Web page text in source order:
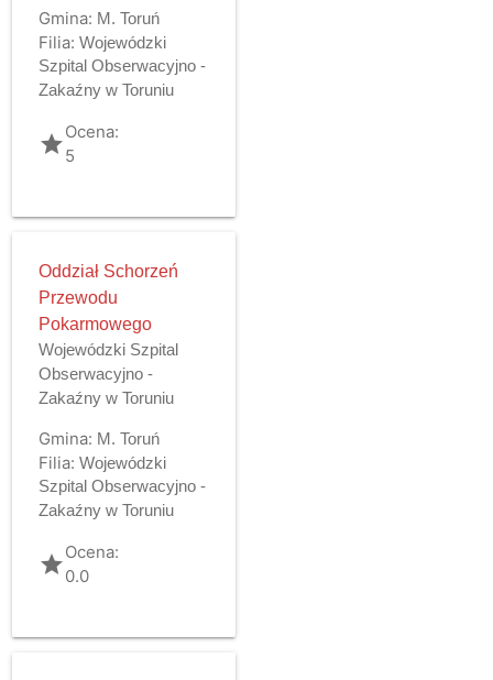
Gmina: M. Toruń
Filia: Wojewódzki
Szpital Obserwacyjno -
Zakaźny w Toruniu
gradeOcena:
5
Oddział Schorzeń
Przewodu
Pokarmowego
Wojewódzki Szpital
Obserwacyjno -
Zakaźny w Toruniu
Gmina: M. Toruń
Filia: Wojewódzki
Szpital Obserwacyjno -
Zakaźny w Toruniu
gradeOcena:
0.0